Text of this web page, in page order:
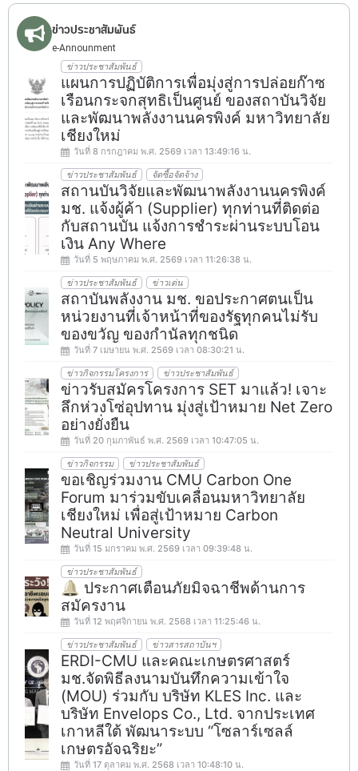
ข่าวประชาสัมพันธ์
e-Announment
ข่าวประชาสัมพันธ์
แผนการปฏิบัติการเพื่อมุ่งสู่การปล่อยก๊าซ
เรือนกระจกสุทธิเป็นศูนย์ ของสถาบันวิจัย
และพัฒนาพลังงานนครพิงค์ มหาวิทยาลัย
เชียงใหม่
วันที่ 8 กรกฎาคม พ.ศ. 2569 เวลา 13:49:16 น.
ข่าวประชาสัมพันธ์ จัดซื้อจัดจ้าง
สถานบันวิจัยและพัฒนาพลังงานนครพิงค์
มช. แจ้งผู้ค้า (Supplier) ทุกท่านที่ติดต่อ
กับสถานบัน แจ้งการชำระผ่านระบบโอน
เงิน Any Where
วันที่ 5 พฤษภาคม พ.ศ. 2569 เวลา 11:26:38 น.
ข่าวประชาสัมพันธ์ ข่าวเด่น
สถาบันพลังงาน มช. ขอประกาศตนเป็น
หน่วยงานที่เจ้าหน้าที่ของรัฐทุกคนไม่รับ
ของขวัญ ของกำนัลทุกชนิด
วันที่ 7 เมษายน พ.ศ. 2569 เวลา 08:30:21 น.
ข่าวกิจกรรมโครงการ ข่าวประชาสัมพันธ์
ข่าวรับสมัครโครงการ SET มาแล้ว! เจาะ
ลึกห่วงโซ่อุปทาน มุ่งสู่เป้าหมาย Net Zero
อย่างยั่งยืน
วันที่ 20 กุมภาพันธ์ พ.ศ. 2569 เวลา 10:47:05 น.
ข่าวกิจกรรม ข่าวประชาสัมพันธ์
ขอเชิญร่วมงาน CMU Carbon One
Forum มาร่วมขับเคลื่อนมหาวิทยาลัย
เชียงใหม่ เพื่อสู่เป้าหมาย Carbon
Neutral University
วันที่ 15 มกราคม พ.ศ. 2569 เวลา 09:39:48 น.
ข่าวประชาสัมพันธ์
🔔 ประกาศเตือนภัยมิจฉาชีพด้านการ
สมัครงาน
วันที่ 12 พฤศจิกายน พ.ศ. 2568 เวลา 11:25:46 น.
ข่าวประชาสัมพันธ์ ข่าวสารสถาบันฯ
ERDI-CMU และคณะเกษตรศาสตร์
มช.จัดพิธีลงนามบันทึกความเข้าใจ
(MOU) ร่วมกับ บริษัท KLES Inc. และ
บริษัท Envelops Co., Ltd. จากประเทศ
เกาหลีใต้ พัฒนาระบบ “โซลาร์เซลล์
เกษตรอัจฉริยะ”
วันที่ 17 ตุลาคม พ.ศ. 2568 เวลา 10:48:10 น.